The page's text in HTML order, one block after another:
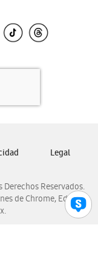
Reservados.
de Chrome, Edge,
Legal